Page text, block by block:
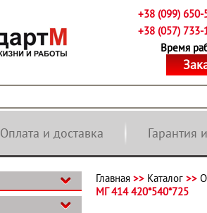
+38 (099) 650-
+38 (057) 733-
Время
Оплата и доставка Гарантия
Главная >> Каталог >>
МГ 414 420*540*725